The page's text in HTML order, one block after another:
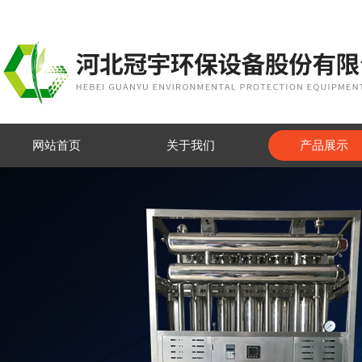
网站首页 关于我们 产品展示